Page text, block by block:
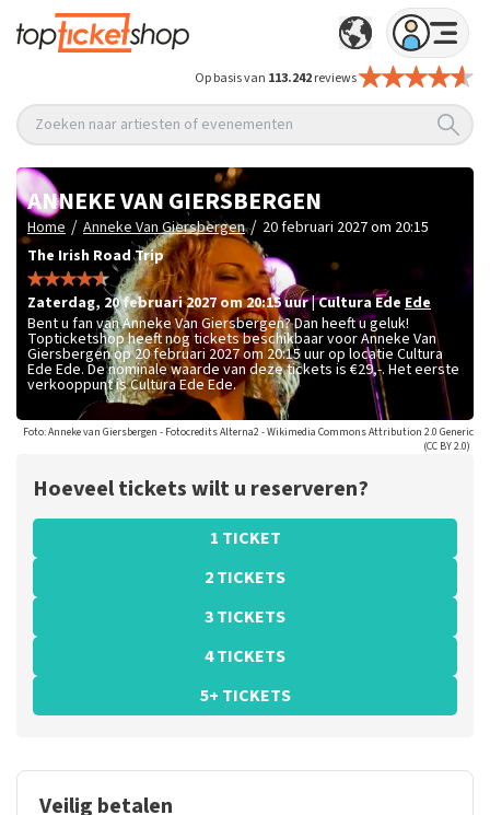
Op basis van 113.242reviews
Zoeken naar artiesten of evenementen
ANNEKE VAN GIERSBERGEN
Home / Anneke Van Giersbergen / 20 februari 2027 om 20:15
The Irish Road Trip
zaterdag, 20 februari 2027 om 20:15uur|Cultura Ede Ede
Bent u fan van Anneke Van Giersbergen? Dan heeft u geluk!
Topticketshop heeft nog tickets beschikbaar voor Anneke Van
Giersbergen op 20 februari 2027 om 20:15 uur op locatie Cultura
Ede Ede. De nominale waarde van deze tickets is €29,-. Het eerste
verkooppunt is Cultura Ede Ede.
Foto: Anneke van Giersbergen - Fotocredits Alterna2 - Wikimedia Commons Attribution 2.0 Generic
(CC BY 2.0)
Hoeveel tickets wilt u reserveren?
1 TICKET
2 TICKETS
3 TICKETS
4 TICKETS
5+ TICKETS
Veilig betalen